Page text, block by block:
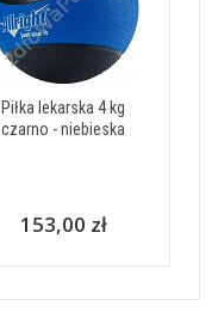
Piłka lekarska 4 kg
czarno - niebieska
153,00 zł